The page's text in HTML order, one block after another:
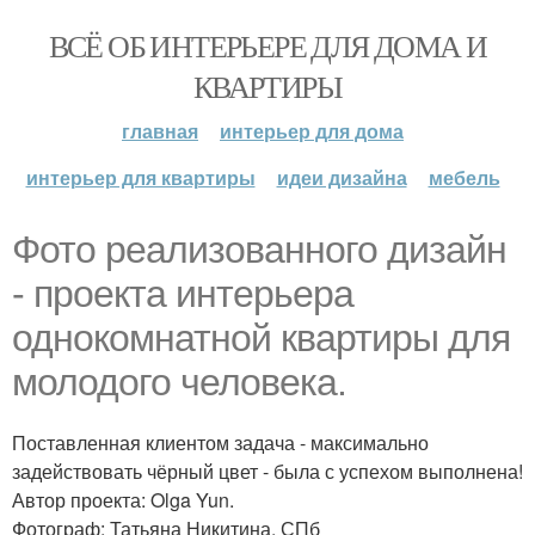
ВСЁ ОБ ИНТЕРЬЕРЕ ДЛЯ ДОМА И
КВАРТИРЫ
главная
интерьер для дома
интерьер для квартиры
идеи дизайна мебель
Фото реализованного дизайн
- проекта интерьера
однокомнатной квартиры для
молодого человека.
Поставленная клиентом задача - максимально
задействовать чёрный цвет - была с успехом выполнена!
Автор проекта: Olga Yun.
Фотограф: Татьяна Никитина, СПб